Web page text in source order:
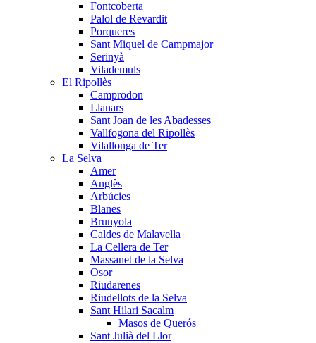
Fontcoberta
Palol de Revardit
Porqueres
Sant Miquel de Campmajor
Serinyà
Vilademuls
El Ripollès
Camprodon
Llanars
Sant Joan de les Abadesses
Vallfogona del Ripollès
Vilallonga de Ter
La Selva
Amer
Anglès
Arbúcies
Blanes
Brunyola
Caldes de Malavella
La Cellera de Ter
Massanet de la Selva
Osor
Riudarenes
Riudellots de la Selva
Sant Hilari Sacalm
Masos de Querós
Sant Julià del Llor